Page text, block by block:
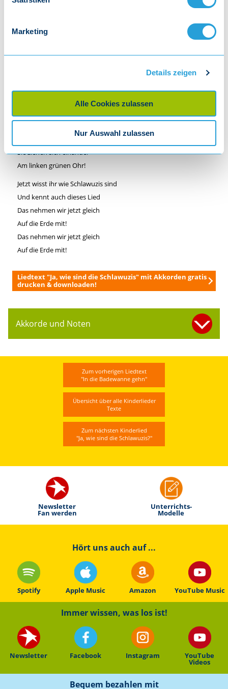
Marketing
Details zeigen
Alle Cookies zulassen
Nur Auswahl zulassen
Ja, dann klingt das so:
Heili! Heila! Heilo!
Wenn die Schlawuzis Abschied nehmen
Am linken grünen Ohr!
Sie ziehen sich einander
Am linken grünen Ohr!
Jetzt wisst ihr wie Schlawuzis sind
Und kennt auch dieses Lied
Das nehmen wir jetzt gleich
Auf die Erde mit!
Das nehmen wir jetzt gleich
Auf die Erde mit!
Liedtext "Ja, wie sind die Schlawuzis" mit Akkorden gratis
drucken & downloaden!
Akkorde und Noten
Zum vorherigen Liedtext
"In die Badewanne gehn"
Übersicht über alle Kinderlieder
Texte
Zum nächsten Kinderlied
"Ja, wie sind die Schlawuzis?"
Newsletter
Fan werden
Unterrichts-
Modelle
Hört uns auch auf ...
Spotify Apple Music Amazon YouTube Music
Immer wissen, was los ist!
Newsletter Facebook Instagram YouTube
Videos
Bequem bezahlen mit